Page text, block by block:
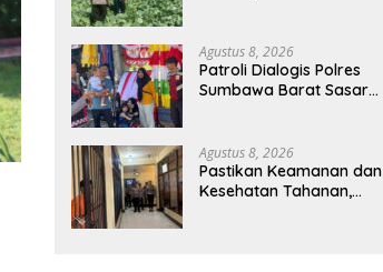
Pangan
Agustus 8, 2026
Patroli Dialogis Polres
Sumbawa Barat Sasar
Tetap Kondusif
Agustus 8, 2026
Pastikan Keamanan dan
Kesehatan Tahanan,